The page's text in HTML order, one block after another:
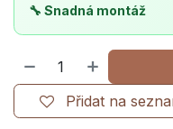
🔧 Snadná montáž
Přidat na